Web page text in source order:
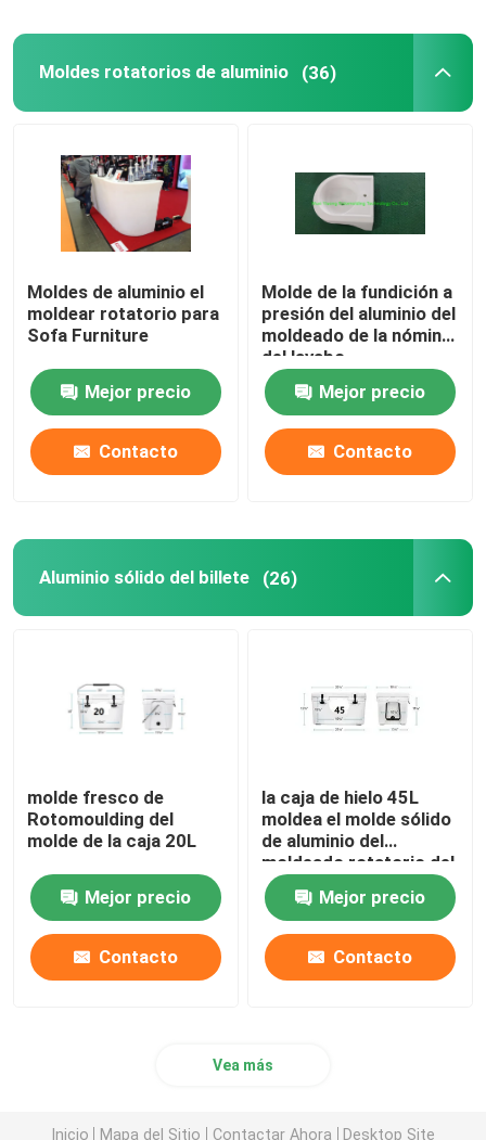
Molde de Rotomoulding
Molde del tanque séptico
Molde del tanque de agua
Moldes rotatorios de aluminio
Aluminio sólido del billete
Máquina de Rotomoulding del rock-and-roll
Oven Moveable Shuttle Machine
Máquina de reciclaje plástica de la granulación
Pulverizador del LDPE
Trituradora plástica inútil
Moldes rotatorios de aluminio (36)
Moldes de aluminio el
moldear rotatorio para
Sofa Furniture
Mejor precio
Contacto
Molde de la fundición a
presión del aluminio del
moldeado de la nómina
del lavabo
Mejor precio
Contacto
Aluminio sólido del billete (26)
molde fresco de
Rotomoulding del
molde de la caja 20L
Mejor precio
Contacto
la caja de hielo 45L
moldea el molde sólido
de aluminio del
moldeado rotatorio del
billete del CNC
Mejor precio
Contacto
Vea más
Inicio Mapa del Sitio Contactar Ahora Desktop Site